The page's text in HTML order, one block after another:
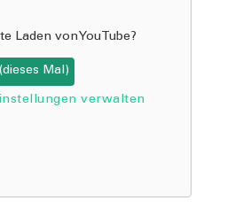
Laden vonYouTube?
Mal)
verwalten